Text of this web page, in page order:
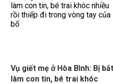
Vụ giết mẹ ở Hòa Bình: Bị bắt
làm con tin, bé trai khóc